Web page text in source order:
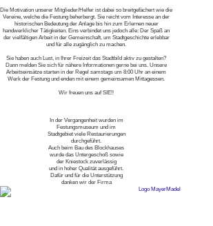
Die Motivation unserer Mitglieder/Helfer ist dabei so breitgefächert wie die
Vereine, welche die Festung beherbergt. Sie reicht vom Interesse an der
historischen Bedeutung der Anlage bis hin zum Erlernen neuer
handwerklicher Tätigkeiten. Eins verbindet uns jedoch alle: Der Spaß an
der vielfältigen Arbeit in der Gemeinschaft, um Stadtgeschichte erlebbar
und für alle zugänglich zu machen.
Sie haben auch Lust, in Ihrer Freizeit das Stadtbild aktiv zu gestalten?
Dann melden Sie sich für nähere Informationen gerne bei uns. Unsere
Arbeitseinsätze starten in der Regel samstags um 8:00 Uhr an einem
Werk der Festung und enden mit einem gemeinsamen Mittagessen.
Wir freuen uns auf SIE!!
In der Vergangenheit wurden im
Festungsmuseum und im
Stadtgebiet viele Restaurierungen
durchgeführt.
Auch beim Bau des Blockhauses
wurde das Untergeschoß sowie
der Kniestock zuverlässig
und in hoher Qualität ausgeführt.
Dafür und für die Unterstützung
danken wir der Firma